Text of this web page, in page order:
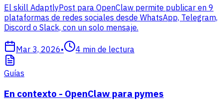
El skill AdaptlyPost para OpenClaw permite publicar en 9
plataformas de redes sociales desde WhatsApp, Telegram,
Discord o Slack, con un solo mensaje.
Mar 3, 2026• 4 min de lectura
Guías
En contexto - OpenClaw para pymes